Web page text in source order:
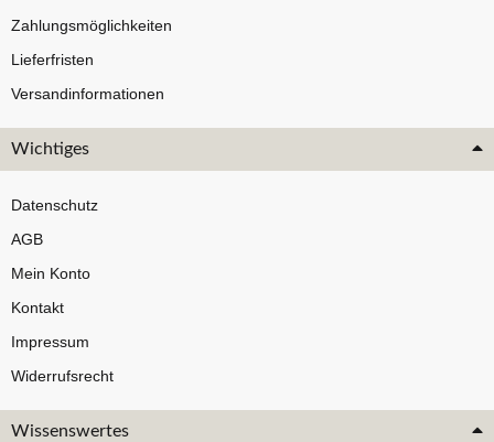
Zahlungsmöglichkeiten
Lieferfristen
Versandinformationen
Wichtiges
Datenschutz
AGB
Mein Konto
Kontakt
Impressum
Widerrufsrecht
Wissenswertes